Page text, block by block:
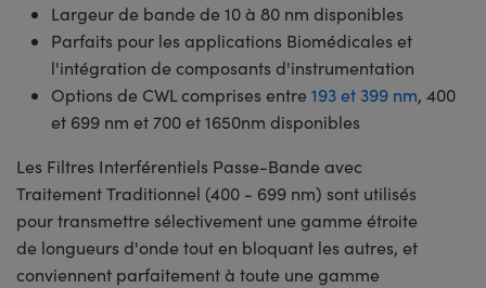
Largeur de bande de 10 à 80 nm disponibles
Parfaits pour les applications Biomédicales et
l'intégration de composants d'instrumentation
Options de CWL comprises entre193 et 399 nm, 400
et 699 nm et 700 et 1650nm disponibles
Les Filtres Interférentiels Passe-Bande avec
Traitement Traditionnel (400 - 699 nm) sont utilisés
pour transmettre sélectivement une gamme étroite
de longueurs d'onde tout en bloquant les autres, et
conviennent parfaitement à toute une gamme